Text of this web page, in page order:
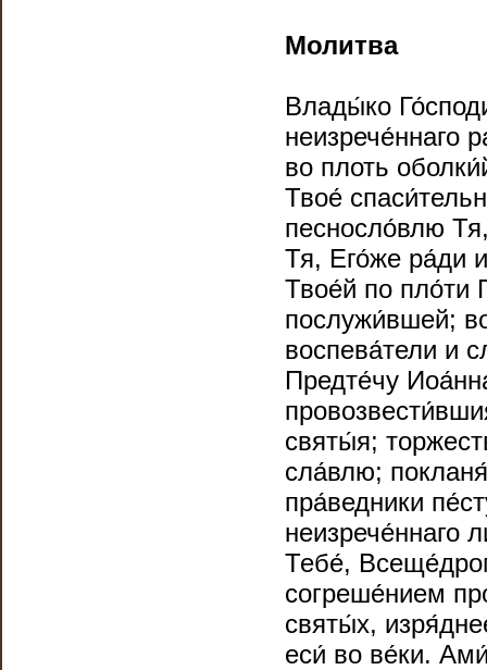
Молитва
Влады́ко
неизрече́ннаго
во плоть
Твое́
песносло́влю
Тя, Его́же ра́ди
Твое́й по пло́ти
послужи́вшей;
воспева́тели и
Предте́чу
святы́я;
сла́влю;
пра́ведники
неизрече́ннаго
Тебе́,
согреше́нием
святы́х,
еси́ во ве́ки.